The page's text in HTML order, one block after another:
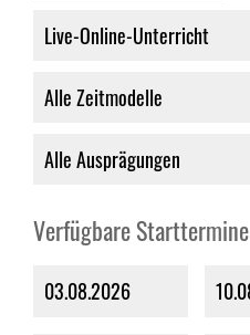
Verfügbare Starttermine
03.08.2026